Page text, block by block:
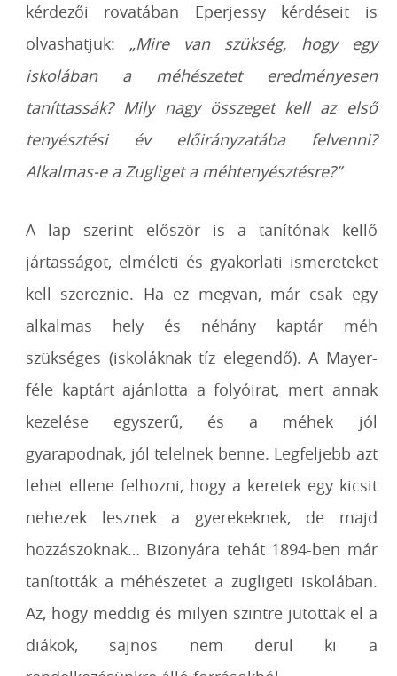
kérdezői rovatában Eperjessy kérdéseit is
olvashatjuk: „Mire van szükség, hogy egy
iskolában a méhészetet eredményesen
taníttassák? Mily nagy összeget kell az első
tenyésztési év előirányzatába felvenni?
Alkalmas-e a Zugliget a méhtenyésztésre?”
A lap szerint először is a tanítónak kellő
jártasságot, elméleti és gyakorlati ismereteket
kell szereznie. Ha ez megvan, már csak egy
alkalmas hely és néhány kaptár méh
szükséges (iskoláknak tíz elegendő). A Mayer-
féle kaptárt ajánlotta a folyóirat, mert annak
kezelése egyszerű, és a méhek jól
gyarapodnak, jól telelnek benne. Legfeljebb azt
lehet ellene felhozni, hogy a keretek egy kicsit
nehezek lesznek a gyerekeknek, de majd
hozzászoknak… Bizonyára tehát 1894-ben már
tanították a méhészetet a zugligeti iskolában.
Az, hogy meddig és milyen szintre jutottak el a
diákok, sajnos nem derül ki a